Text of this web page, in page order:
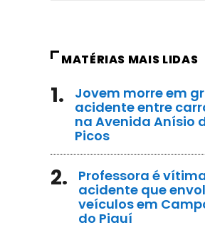
MATÉRIAS MAIS LIDAS
1.
Jovem morre em
acidente entre
na Avenida Anísio
Picos
2.
Professora é
acidente que
veículos em
do Piauí